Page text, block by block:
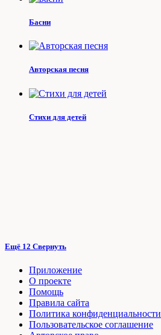
Басни
Авторская песня
Стихи для детей
Ещё 12 Свернуть
Приложение
О проекте
Помощь
Правила сайта
Политика конфиденциальности
Пользовательское соглашение